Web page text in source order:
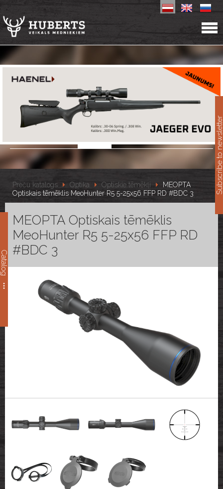
Catalog
Preču katalogs Optika Optiskie tēmēkļi
MEOPTA
Optiskais tēmēklis MeoHunter R5 5-25x56 FFP RD #BDC 3
MEOPTA Optiskais tēmēklis
MeoHunter R5 5-25x56 FFP RD
#BDC 3
Subscribe